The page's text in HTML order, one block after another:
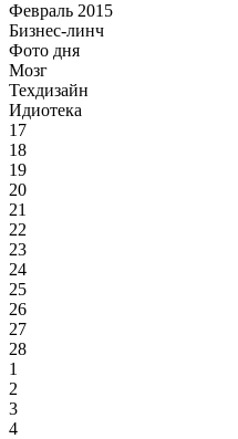
Февраль 2015
Бизнес-линч
Фото дня
Мозг
Техдизайн
Идиотека
17
18
19
20
21
22
23
24
25
26
27
28
1
2
3
4